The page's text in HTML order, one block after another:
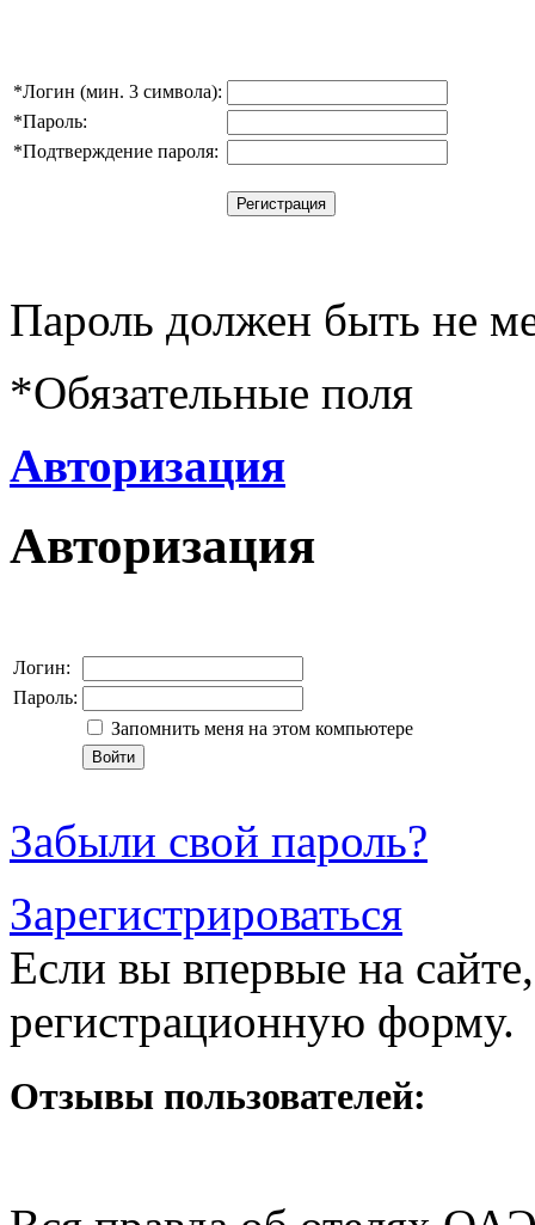
*Логин (мин. 3 символа):
*Пароль:
*Подтверждение пароля:
Пароль должен быть не
*Обязательные поля
Авторизация
Авторизация
Логин:
Пароль:
Запомнить меня на этом компьютере
Забыли свой пароль?
Зарегистрироваться
Если вы впервые на
регистрационную форму.
Отзывы пользователей: